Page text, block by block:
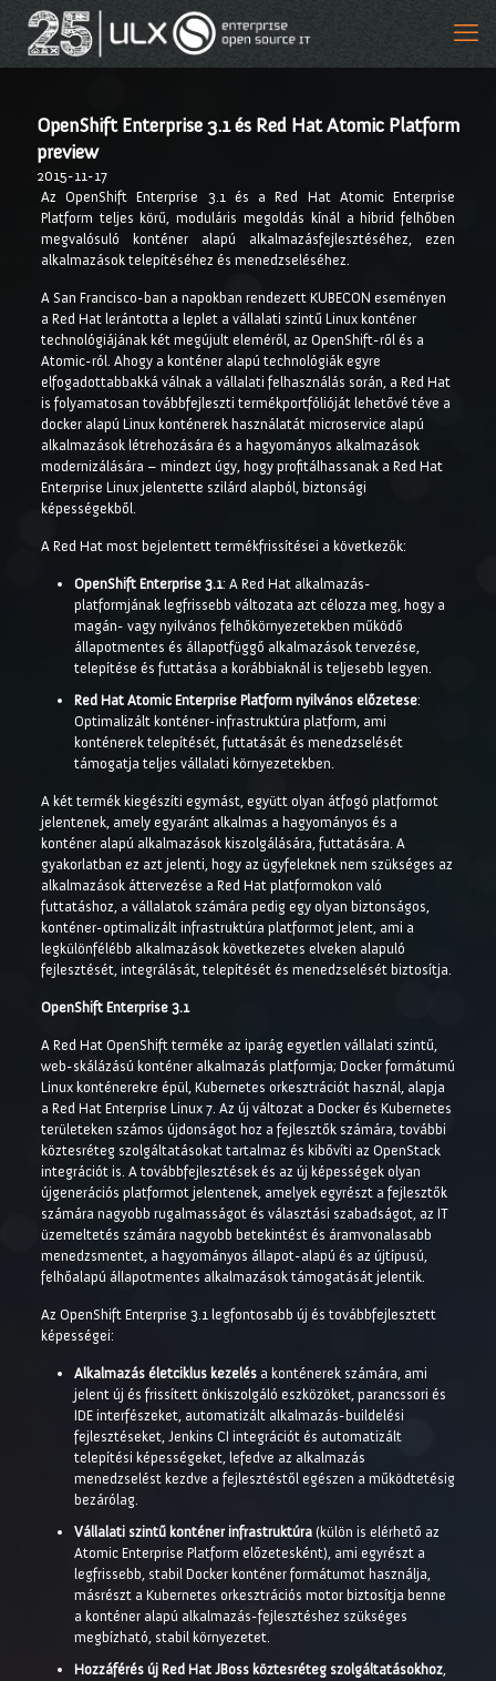
OpenShift Enterprise 3.1 és Red Hat Atomic Platform
preview
2015-11-17
Az OpenShift Enterprise 3.1 és a Red Hat Atomic Enterprise
Platform teljes körű, moduláris megoldás kínál a hibrid felhőben
megvalósuló konténer alapú alkalmazásfejlesztéséhez, ezen
alkalmazások telepítéséhez és menedzseléséhez.
A San Francisco-ban a napokban rendezett KUBECON eseményen
a Red Hat lerántotta a leplet a vállalati szintű Linux konténer
technológiájának két megújult eleméről, az OpenShift-ről és a
Atomic-ról. Ahogy a konténer alapú technológiák egyre
elfogadottabbakká válnak a vállalati felhasználás során, a Red Hat
is folyamatosan továbbfejleszti termékportfólióját lehetővé téve a
docker alapú Linux konténerek használatát microservice alapú
alkalmazások létrehozására és a hagyományos alkalmazások
modernizálására – mindezt úgy, hogy profitálhassanak a Red Hat
Enterprise Linux jelentette szilárd alapból, biztonsági
képességekből.
A Red Hat most bejelentett termékfrissítései a következők:
OpenShift Enterprise 3.1: A Red Hat alkalmazás-
platformjának legfrissebb változata azt célozza meg, hogy a
magán- vagy nyilvános felhőkörnyezetekben működő
állapotmentes és állapotfüggő alkalmazások tervezése,
telepítése és futtatása a korábbiaknál is teljesebb legyen.
Red Hat Atomic Enterprise Platform nyilvános előzetese:
Optimalizált konténer-infrastruktúra platform, ami
konténerek telepítését, futtatását és menedzselését
támogatja teljes vállalati környezetekben.
A két termék kiegészíti egymást, együtt olyan átfogó platformot
jelentenek, amely egyaránt alkalmas a hagyományos és a
konténer alapú alkalmazások kiszolgálására, futtatására. A
gyakorlatban ez azt jelenti, hogy az ügyfeleknek nem szükséges az
alkalmazások áttervezése a Red Hat platformokon való
futtatáshoz, a vállalatok számára pedig egy olyan biztonságos,
konténer-optimalizált infrastruktúra platformot jelent, ami a
legkülönfélébb alkalmazások következetes elveken alapuló
fejlesztését, integrálását, telepítését és menedzselését biztosítja.
OpenShift Enterprise 3.1
A Red Hat OpenShift terméke az iparág egyetlen vállalati szintű,
web-skálázású konténer alkalmazás platformja; Docker formátumú
Linux konténerekre épül, Kubernetes orkesztrációt használ, alapja
a Red Hat Enterprise Linux 7. Az új változat a Docker és Kubernetes
területeken számos újdonságot hoz a fejlesztők számára, további
köztesréteg szolgáltatásokat tartalmaz és kibővíti az OpenStack
integrációt is. A továbbfejlesztések és az új képességek olyan
újgenerációs platformot jelentenek, amelyek egyrészt a fejlesztők
számára nagyobb rugalmasságot és választási szabadságot, az IT
üzemeltetés számára nagyobb betekintést és áramvonalasabb
menedzsmentet, a hagyományos állapot-alapú és az újtípusú,
felhőalapú állapotmentes alkalmazások támogatását jelentik.
Az OpenShift Enterprise 3.1 legfontosabb új és továbbfejlesztett
képességei:
Alkalmazás életciklus kezelésa konténerek számára, ami
jelent új és frissített önkiszolgáló eszközöket, parancssori és
IDE interfészeket, automatizált alkalmazás-buildelési
fejlesztéseket, Jenkins CI integrációt és automatizált
telepítési képességeket, lefedve az alkalmazás
menedzselést kezdve a fejlesztéstől egészen a működtetésig
bezárólag.
Vállalati szintű konténer infrastruktúra (külön is elérhető az
Atomic Enterprise Platform előzetesként), ami egyrészt a
legfrissebb, stabil Docker konténer formátumot használja,
másrészt a Kubernetes orkesztrációs motor biztosítja benne
a konténer alapú alkalmazás-fejlesztéshez szükséges
megbízható, stabil környezetet.
Hozzáférés új Red Hat JBoss köztesréteg szolgáltatásokhoz,